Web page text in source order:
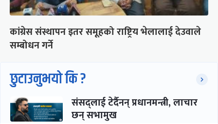
कांग्रेस संस्थापन इतर समूहको राष्ट्रिय भेलालाई देउवाले
सम्बोधन गर्ने
छुटाउनुभयो कि ?
संसद्लाई टेर्दैनन् प्रधानमन्त्री, लाचार
छन् सभामुख